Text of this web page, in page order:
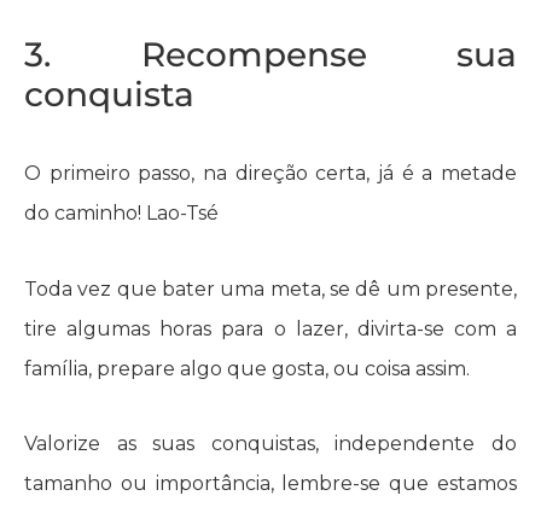
3. Recompense sua
conquista
O primeiro passo, na direção certa, já é a metade
do caminho! Lao-Tsé
Toda vez que bater uma meta, se dê um presente,
tire algumas horas para o lazer, divirta-se com a
família, prepare algo que gosta, ou coisa assim.
Valorize as suas conquistas, independente do
tamanho ou importância, lembre-se que estamos